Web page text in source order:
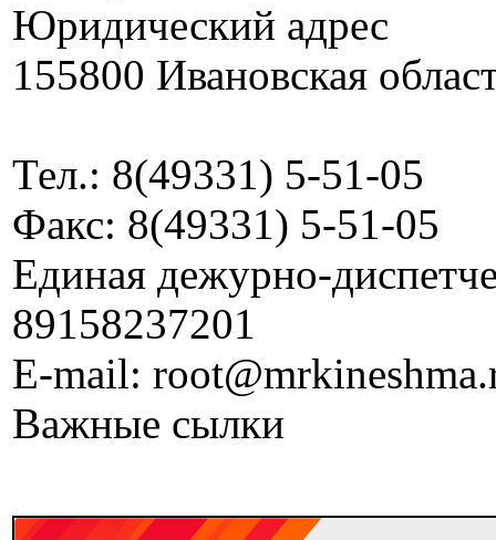
Юридический адрес
155800 Ивановская
Тел.: 8(49331) 5-51-05
Факс: 8(49331) 5-51-05
Единая дежурно-
89158237201
E-mail:
Важные сылки